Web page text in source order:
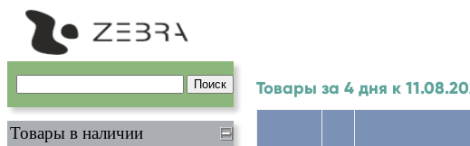
Товары за 4 дня к
Товары в наличии